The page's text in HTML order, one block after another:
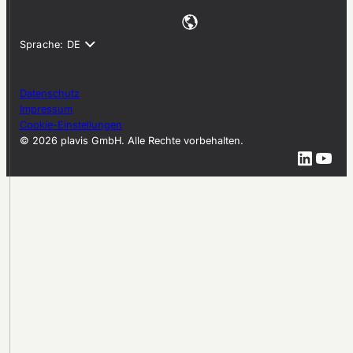
© 2026 plavis GmbH. Alle Rechte vorbehalten.
Datenschutz
Impressum
Cookie-Einstellungen